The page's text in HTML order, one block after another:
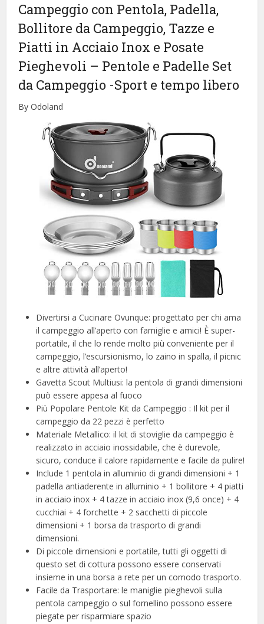
Campeggio con Pentola, Padella,
Bollitore da Campeggio, Tazze e
Piatti in Acciaio Inox e Posate
Pieghevoli – Pentole e Padelle Set
da Campeggio -Sport e tempo libero
By Odoland
Divertirsi a Cucinare Ovunque: progettato per chi ama
il campeggio all’aperto con famiglie e amici! È super-
portatile, il che lo rende molto più conveniente per il
campeggio, l’escursionismo, lo zaino in spalla, il picnic
e altre attività all’aperto!
Gavetta Scout Multiusi: la pentola di grandi dimensioni
può essere appesa al fuoco
Più Popolare Pentole Kit da Campeggio : Il kit per il
campeggio da 22 pezzi è perfetto
Materiale Metallico: il kit di stoviglie da campeggio è
realizzato in acciaio inossidabile, che è durevole,
sicuro, conduce il calore rapidamente e facile da pulire!
Include 1 pentola in alluminio di grandi dimensioni + 1
padella antiaderente in alluminio + 1 bollitore + 4 piatti
in acciaio inox + 4 tazze in acciaio inox (9,6 once) + 4
cucchiai + 4 forchette + 2 sacchetti di piccole
dimensioni + 1 borsa da trasporto di grandi
dimensioni.
Di piccole dimensioni e portatile, tutti gli oggetti di
questo set di cottura possono essere conservati
insieme in una borsa a rete per un comodo trasporto.
Facile da Trasportare: le maniglie pieghevoli sulla
pentola campeggio o sul fornellino possono essere
piegate per risparmiare spazio